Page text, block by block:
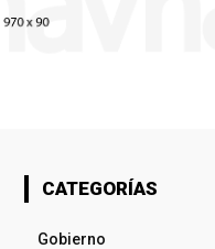
CATEGORÍAS
Gobierno